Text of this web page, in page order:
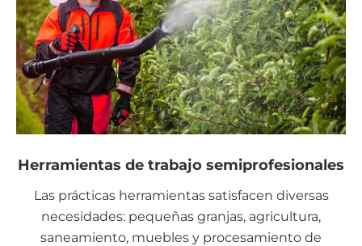
Herramientas de trabajo semiprofesionales
Las prácticas herramientas satisfacen diversas
necesidades: pequeñas granjas, agricultura,
saneamiento, muebles y procesamiento de